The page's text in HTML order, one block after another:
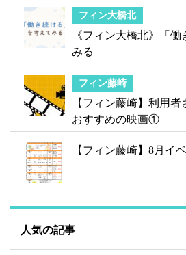
フィン大橋北
《フィン大橋北》「
みる
フィン藤崎
【フィン藤崎】利用者
おすすめの映画①
【フィン藤崎】8月イ
人気の記事